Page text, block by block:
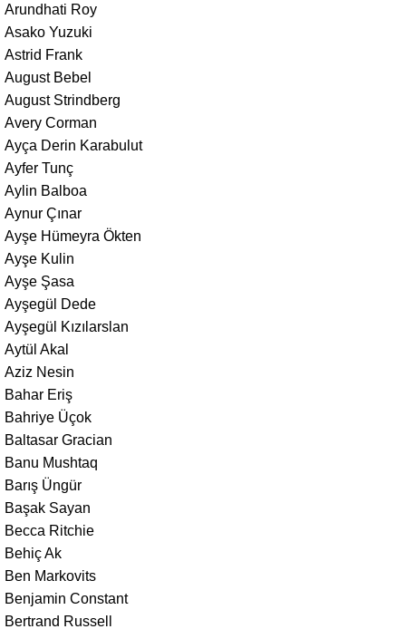
Arundhati Roy
Asako Yuzuki
Astrid Frank
August Bebel
August Strindberg
Avery Corman
Ayça Derin Karabulut
Ayfer Tunç
Aylin Balboa
Aynur Çınar
Ayşe Hümeyra Ökten
Ayşe Kulin
Ayşe Şasa
Ayşegül Dede
Ayşegül Kızılarslan
Aytül Akal
Aziz Nesin
Bahar Eriş
Bahriye Üçok
Baltasar Gracian
Banu Mushtaq
Barış Üngür
Başak Sayan
Becca Ritchie
Behiç Ak
Ben Markovits
Benjamin Constant
Bertrand Russell